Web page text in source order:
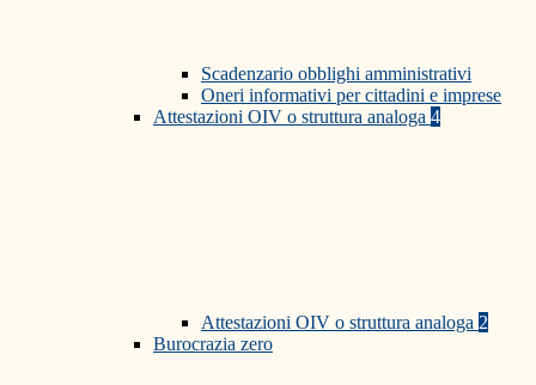
Scadenzario obblighi amministrativi
Oneri informativi per cittadini e imprese
Attestazioni OIV o struttura analoga 4
Attestazioni OIV o struttura analoga 2
Burocrazia zero